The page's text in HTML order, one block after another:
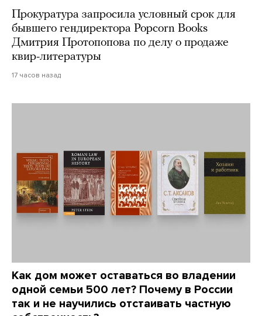
Прокуратура запросила условный срок для
бывшего гендиректора Popcorn Books
Дмитрия Протопопова по делу о продаже
квир-литературы
17 часов назад
Как дом может оставаться во владении
одной семьи 500 лет? Почему в России
так и не научились отстаивать частную